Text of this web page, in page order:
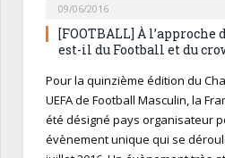
09/06/2016
[FOOTBALL] À l’approche
est-il du Football et du
Pour la quinzième édition du
UEFA de Football Masculin, la
été désigné pays organisateur
évènement unique qui se